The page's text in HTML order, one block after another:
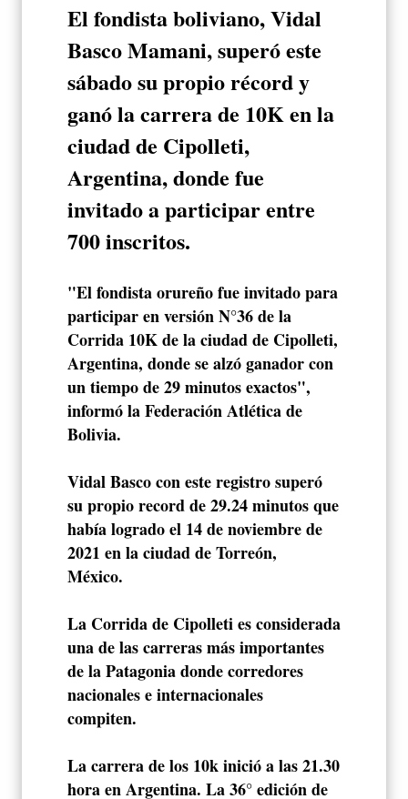
El fondista boliviano, Vidal
Basco Mamani, superó este
sábado su propio récord y
ganó la carrera de 10K en la
ciudad de Cipolleti,
Argentina, donde fue
invitado a participar entre
700 inscritos.
"El fondista orureño fue invitado para
participar en versión N°36 de la
Corrida 10K de la ciudad de Cipolleti,
Argentina, donde se alzó ganador con
un tiempo de 29 minutos exactos",
informó la Federación Atlética de
Bolivia.
Vidal Basco con este registro superó
su propio record de 29.24 minutos que
había logrado el 14 de noviembre de
2021 en la ciudad de Torreón,
México.
La Corrida de Cipolleti es considerada
una de las carreras más importantes
de la Patagonia donde corredores
nacionales e internacionales
compiten.
La carrera de los 10k inició a las 21.30
hora en Argentina. La 36° edición de